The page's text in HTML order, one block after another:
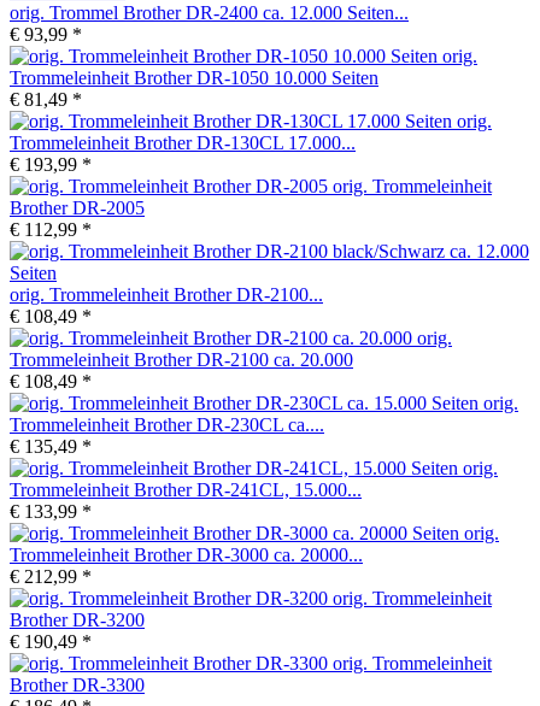
orig. Trommel Brother DR-2400 ca. 12.000 Seiten...
€ 93,99 *
orig.
Trommeleinheit Brother DR-1050 10.000 Seiten
€ 81,49 *
orig.
Trommeleinheit Brother DR-130CL 17.000...
€ 193,99 *
orig. Trommeleinheit
Brother DR-2005
€ 112,99 *
orig. Trommeleinheit Brother DR-2100...
€ 108,49 *
orig.
Trommeleinheit Brother DR-2100 ca. 20.000
€ 108,49 *
orig.
Trommeleinheit Brother DR-230CL ca....
€ 135,49 *
orig.
Trommeleinheit Brother DR-241CL, 15.000...
€ 133,99 *
orig.
Trommeleinheit Brother DR-3000 ca. 20000...
€ 212,99 *
orig. Trommeleinheit
Brother DR-3200
€ 190,49 *
orig. Trommeleinheit
Brother DR-3300